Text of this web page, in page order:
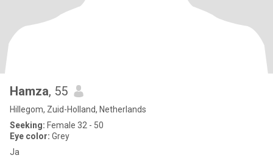
Hamza, 55
Hillegom, Zuid-Holland, Netherlands
Seeking: Female 32 - 50
Eye color: Grey
Ja